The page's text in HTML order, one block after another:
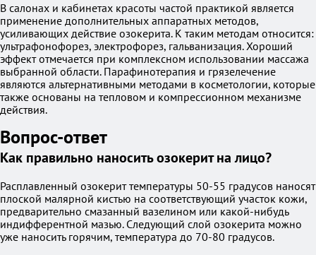
В салонах и кабинетах красоты частой практикой является
применение дополнительных аппаратных методов,
усиливающих действие озокерита. К таким методам относится:
ультрафонофорез, электрофорез, гальванизация. Хороший
эффект отмечается при комплексном использовании массажа
выбранной области. Парафинотерапия и грязелечение
являются альтернативными методами в косметологии, которые
также основаны на тепловом и компрессионном механизме
действия.
Вопрос-ответ
Как правильно наносить озокерит на лицо?
Расплавленный озокерит температуры 50-55 градусов наносят
плоской малярной кистью на соответствующий участок кожи,
предварительно смазанный вазелином или какой-нибудь
индифферентной мазью. Следующий слой озокерита можно
уже наносить горячим, температура до 70-80 градусов.